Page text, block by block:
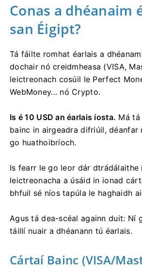
Conas a dhéanaim
san Éigipt?
Tá fáilte romhat éarlais a
dochair nó creidmheasa (VISA,
leictreonach cosúil le Perfect
WebMoney... nó Crypto.
Is é 10 USD an éarlais íosta. Má
bainc in airgeadra difriúil, déanfar
go huathoibríoch.
Is fearr le go leor dár dtrádálaithe
leictreonacha a úsáid in ionad
bhfuil sé níos tapúla le haghaidh
Agus tá dea-scéal againn duit: Ní
táillí nuair a dhéanann tú éarlais.
Cártaí Bainc (VISA/